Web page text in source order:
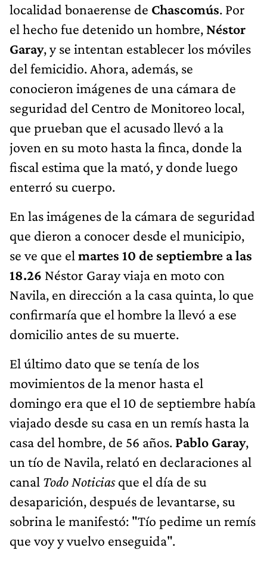
localidad bonaerense de Chascomús. Por
el hecho fue detenido un hombre, Néstor
Garay, y se intentan establecer los móviles
del femicidio. Ahora, además, se
conocieron imágenes de una cámara de
seguridad del Centro de Monitoreo local,
que prueban que el acusado llevó a la
joven en su moto hasta la finca, donde la
fiscal estima que la mató, y donde luego
enterró su cuerpo.
En las imágenes de la cámara de seguridad
que dieron a conocer desde el municipio,
se ve que el martes 10 de septiembre a las
18.26 Néstor Garay viaja en moto con
Navila, en dirección a la casa quinta, lo que
confirmaría que el hombre la llevó a ese
domicilio antes de su muerte.
El último dato que se tenía de los
movimientos de la menor hasta el
domingo era que el 10 de septiembre había
viajado desde su casa en un remís hasta la
casa del hombre, de 56 años. Pablo Garay,
un tío de Navila, relató en declaraciones al
canal Todo Noticiasque el día de su
desaparición, después de levantarse, su
sobrina le manifestó: "Tío pedime un remís
que voy y vuelvo enseguida".